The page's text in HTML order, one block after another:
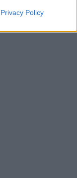
Privacy Policy